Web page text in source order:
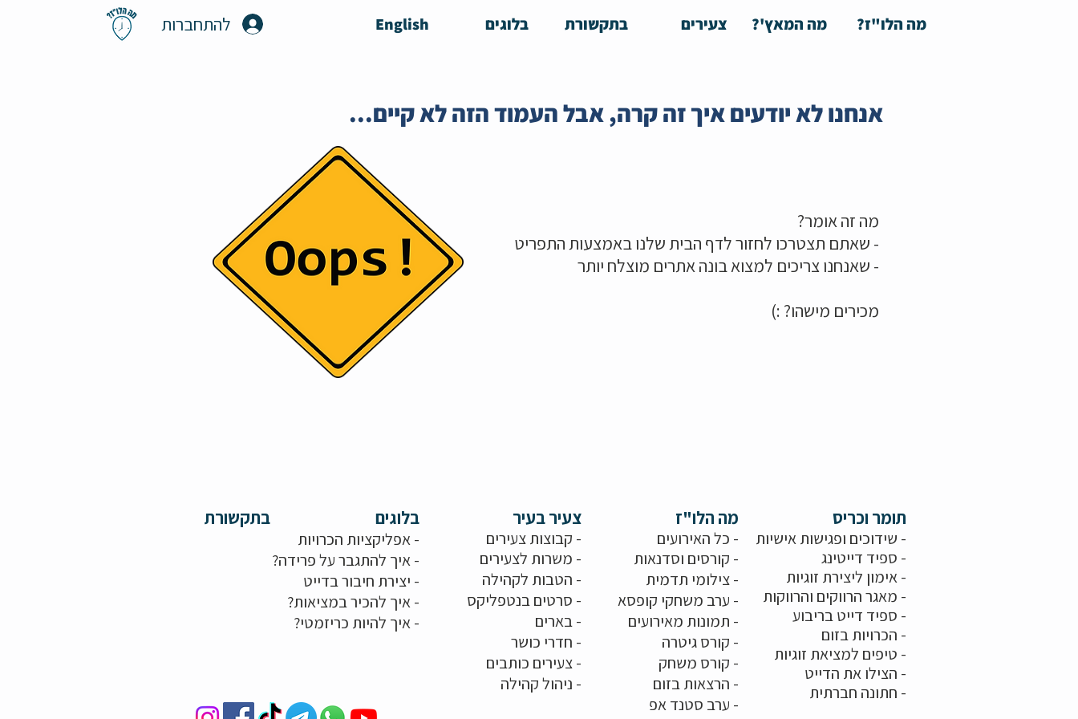
מה הלו"ז? מה המאץ'? צעירים בתקשורת בלוגים English להתחברות
אנחנו לא יודעים איך זה קרה, אבל העמוד הזה לא קיים...
מה זה אומר?
- שאתם תצטרכו לחזור לדף הבית שלנו באמצעות התפריט
- שאנחנו צריכים למצוא בונה אתרים מוצלח יותר
מכירים מישהו? :)
בתקשורת בלוגים
-אפליקציות הכרויות
-איך להתגבר על פרידה?
- יצירת חיבור בדייט
-איך להכיר במציאות?
-איך להיות כריזמטי?
צעיר בעיר
- קבוצות צעירים
- משרות לצעירים
- הטבות לקהילה
- סרטים בנטפליקס
- בארים
- חדרי כושר
-צעירים כותבים
- ניהול קהילה
מה הלו"ז
- כל האירועים
- קורסים וסדנאות
-צילומי תדמית
- ערב משחקי קופסא
- תמונות מאירועים
- קורס גיטרה
- קורס משחק
- הרצאות בזום
- ערב סטנד אפ
תומר וכריס
- שידוכים ופגישות אישיות
- ספיד דייטינג
-אימון ליצירת זוגיות
- מאגר הרווקים והרווקות
- ספיד דייט בריבוע
- הכרויות בזום
- טיפים למציאת זוגיות
- הצילו את הדייט
- חתונה חברתית